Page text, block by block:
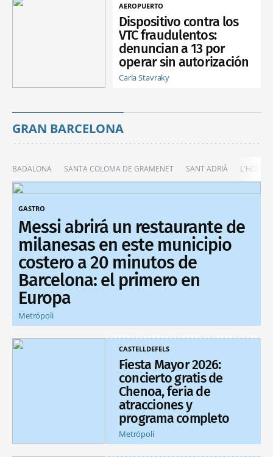
AEROPUERTO
Dispositivo contra los
VTC fraudulentos:
denuncian a 13 por
operar sin autorización
Carla Stavraky
GRAN BARCELONA
BADALONA SANTA COLOMA DE GRAMENET SANT ADRIÀ
GASTRO
Messi abrirá un restaurante de
milanesas en este municipio
costero a 20 minutos de
Barcelona: el primero en
Europa
Metrópoli
CASTELLDEFELS
Fiesta Mayor 2026:
concierto gratis de
Chenoa, feria de
atracciones y
programa completo
Metrópoli